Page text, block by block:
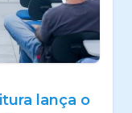
lança o